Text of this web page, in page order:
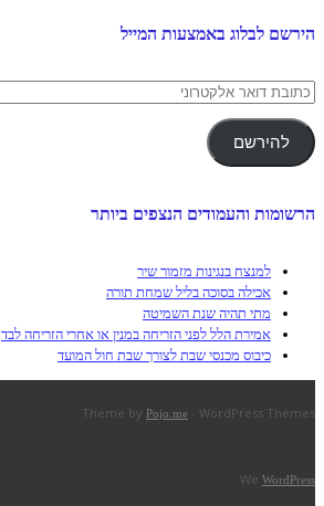
הירשם לבלוג באמצעות המייל
כתובת
אלקטרוני
להירשם
הרשומות והעמודים הנצפים ביותר
למנצח בנגינות מזמור שיר
אכילה בסוכה בליל שמחת תורה
מתי תהיה שנת השמיטה
אמירת הלל לפני הזריחה במנין או אחרי הזריחה לבד
כיבוס מכנסי שבת לצורך שבת חול המועד
Theme by Pojo.me - WordPress Themes
We WordPress